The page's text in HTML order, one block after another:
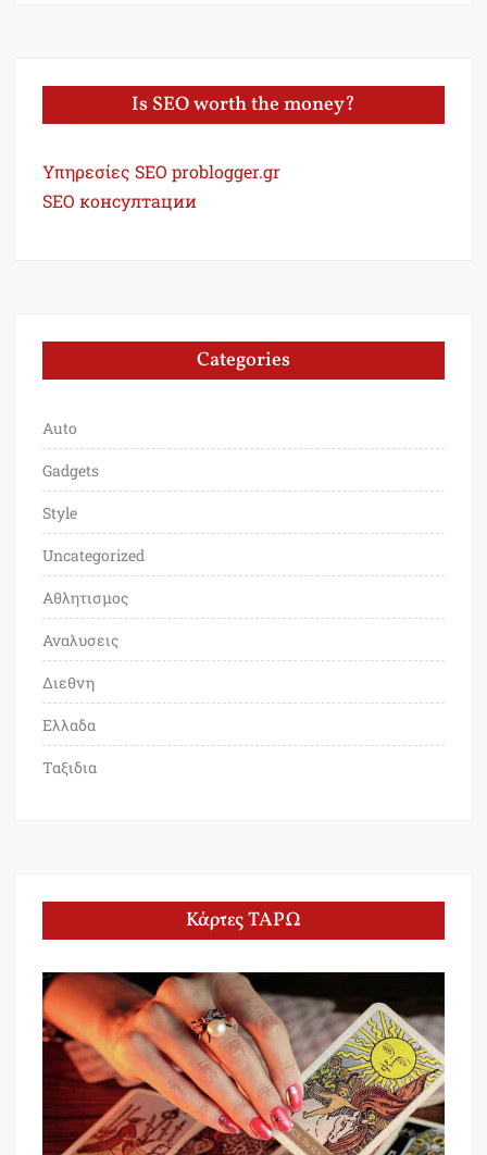
Is SEO worth the money?
Υπηρεσίες SEO problogger.gr
SEO консултации
Categories
Auto
Gadgets
Style
Uncategorized
Αθλητισμος
Αναλυσεις
Διεθνη
Ελλαδα
Ταξιδια
Κάρτες ΤΑΡΩ